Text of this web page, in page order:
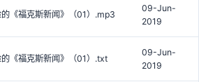
《福克斯新闻》（01）.mp3
09-Jun-
2019
《福克斯新闻》（01）.txt
09-Jun-
2019